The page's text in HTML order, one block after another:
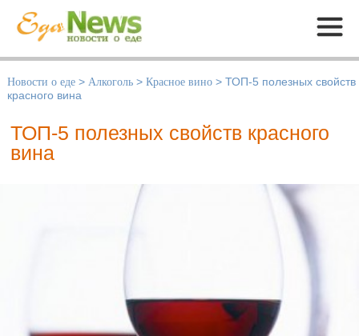
Меню
Новости о еде > Алкоголь > Красное вино > ТОП-5 полезных свойств
красного вина
ТОП-5 полезных свойств красного
вина